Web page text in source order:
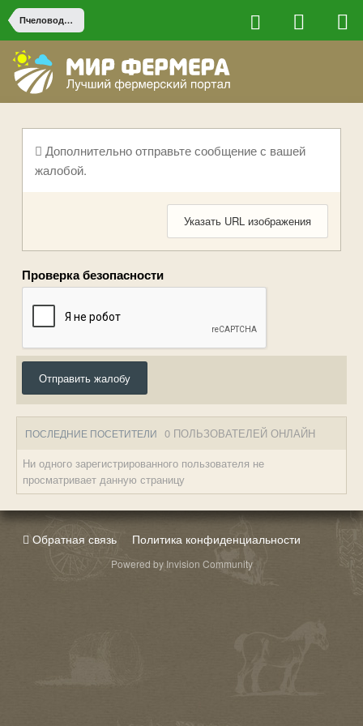
Пчеловодство
Дополнительно отправьте сообщение с вашей
жалобой.
Указать URL изображения
Проверка безопасности
Отправить жалобу
ПОСЛЕДНИЕ ПОСЕТИТЕЛИ 0 ПОЛЬЗОВАТЕЛЕЙ ОНЛАЙН
Ни одного зарегистрированного пользователя не
просматривает данную страницу
Обратная связь Политика конфиденциальности
Powered by Invision Community